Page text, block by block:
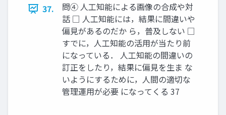
37.
問④ 人工知能による画像の合成や対
話 □ 人工知能には，結果に間違いや
偏見があるのだか ら，普及しない □
すでに，人工知能の活用が当たり前
になっている． 人工知能の間違いの
訂正をしたり，結果に偏見を生ま な
いようにするために，人間の適切な
管理運用が必要 になってくる 37